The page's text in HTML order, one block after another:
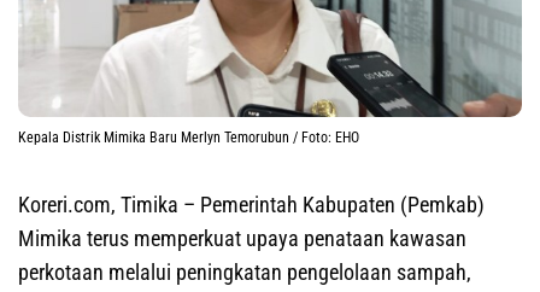
Kepala Distrik Mimika Baru Merlyn Temorubun / Foto: EHO
Koreri.com, Timika – Pemerintah Kabupaten (Pemkab)
Mimika terus memperkuat upaya penataan kawasan
perkotaan melalui peningkatan pengelolaan sampah,